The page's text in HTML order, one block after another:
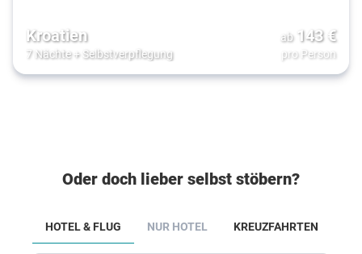
Kroatien
7 Nächte+ Selbstverpflegung
ab 143€
pro Person
Oder doch lieber selbst stöbern?
HOTEL & FLUG NUR HOTEL KREUZFAHRTEN